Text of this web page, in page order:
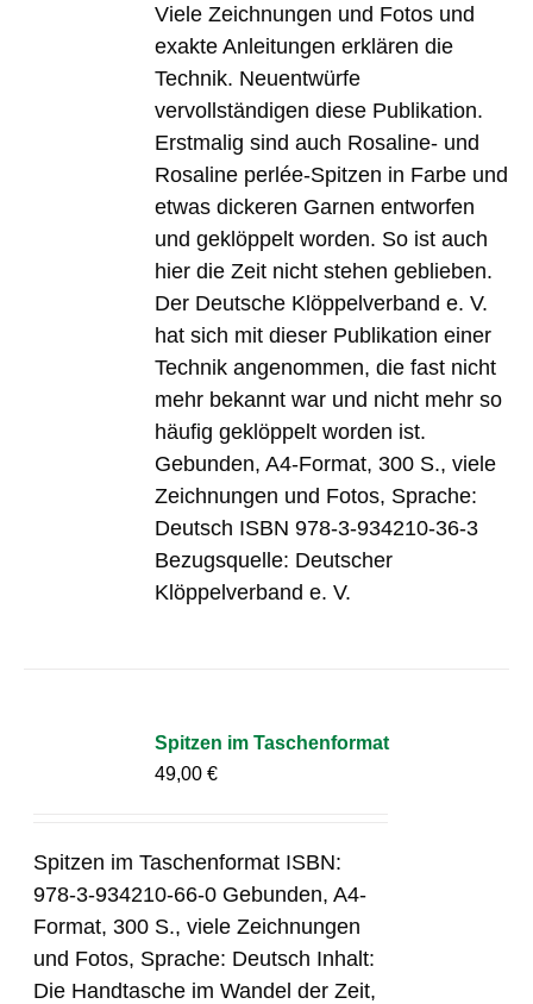
Viele Zeichnungen und Fotos und
exakte Anleitungen erklären die
Technik. Neuentwürfe
vervollständigen diese Publikation.
Erstmalig sind auch Rosaline- und
Rosaline perlée-Spitzen in Farbe und
etwas dickeren Garnen entworfen
und geklöppelt worden. So ist auch
hier die Zeit nicht stehen geblieben.
Der Deutsche Klöppelverband e. V.
hat sich mit dieser Publikation einer
Technik angenommen, die fast nicht
mehr bekannt war und nicht mehr so
häufig geklöppelt worden ist.
Gebunden, A4-Format, 300 S., viele
Zeichnungen und Fotos, Sprache:
Deutsch ISBN 978-3-934210-36-3
Bezugsquelle: Deutscher
Klöppelverband e. V.
Spitzen im Taschenformat
49,00€
Spitzen im Taschenformat ISBN:
978-3-934210-66-0 Gebunden, A4-
Format, 300 S., viele Zeichnungen
und Fotos, Sprache: Deutsch Inhalt:
Die Handtasche im Wandel der Zeit,